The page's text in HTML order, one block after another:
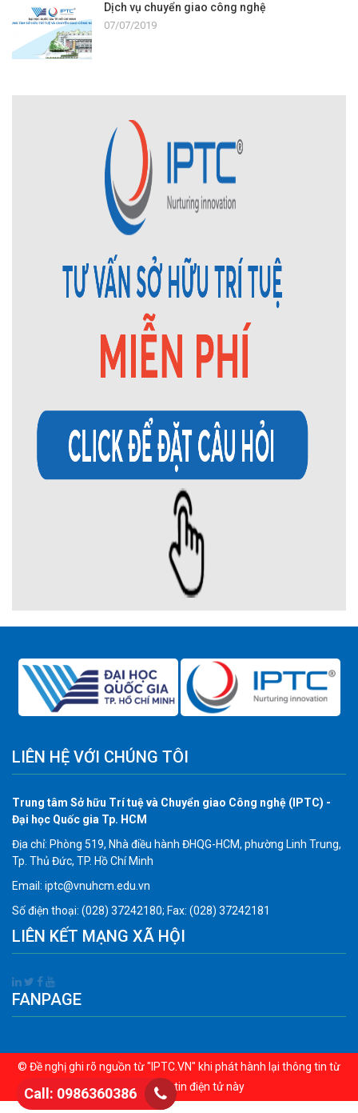
Dịch vụ chuyển giao công nghệ
07/07/2019
LIÊN HỆ VỚI CHÚNG TÔI
Trung tâm Sở hữu Trí tuệ và Chuyển giao Công nghệ (IPTC) -
Đại học Quốc gia Tp. HCM
Địa chỉ: Phòng 519, Nhà điều hành ĐHQG-HCM, phường Linh Trung,
Tp. Thủ Đức, TP. Hồ Chí Minh
Email: iptc@vnuhcm.edu.vn
Số điện thoại: (028) 37242180; Fax: (028) 37242181
LIÊN KẾT MẠNG XÃ HỘI
FANPAGE
© Đề nghị ghi rõ nguồn từ "IPTC.VN" khi phát hành lại thông tin từ
Cổng thông tin điện tử này
Call: 0986360386